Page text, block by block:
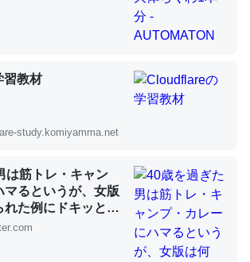
発表】昆虫学の大問題＝「昆虫はなぜ海にいな
とカルシウムを大量に使う脊椎動物と貝
してるし。
発表】昆虫学の大問題＝「昆虫はなぜ海にいな
仮説
教材
study.komiyamma.net
は筋トレ・キャン
マるというが、女版
れた例にドキッとす
笑った」